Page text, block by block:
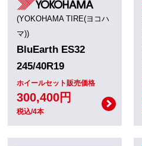
(YOKOHAMA TIRE(ヨコハ
マ))
BluEarth ES32
245/40R19
ホイールセット販売価格
300,400円
税込/4本